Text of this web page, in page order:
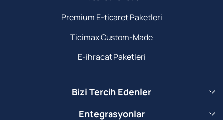
Premium E-ticaret Paketleri
Ticimax Custom-Made
E-ihracat Paketleri
Bizi Tercih Edenler
Entegrasyonlar